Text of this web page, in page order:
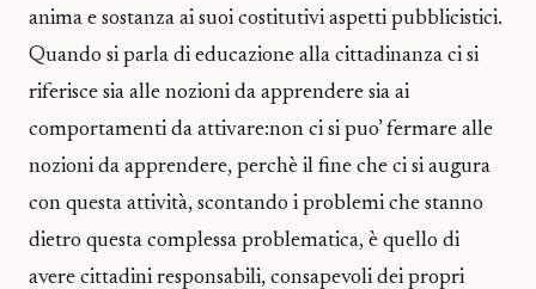
anima e sostanza ai suoi costitutivi aspetti pubblicistici.
Quando si parla di educazione alla cittadinanza ci si
riferisce sia alle nozioni da apprendere sia ai
comportamenti da attivare:non ci si puo’ fermare alle
nozioni da apprendere, perchè il fine che ci si augura
con questa attività, scontando i problemi che stanno
dietro questa complessa problematica, è quello di
avere cittadini responsabili, consapevoli dei propri